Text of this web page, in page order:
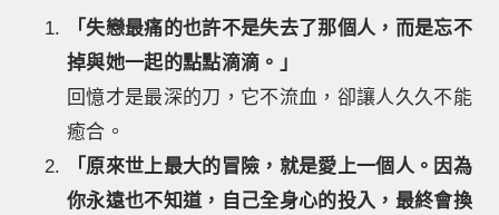
「失戀最痛的也許不是失去了那個人，而是忘不
掉與她一起的點點滴滴。」
回憶才是最深的刀，它不流血，卻讓人久久不能
癒合。
「原來世上最大的冒險，就是愛上一個人。因為
你永遠也不知道，自己全身心的投入，最終會換